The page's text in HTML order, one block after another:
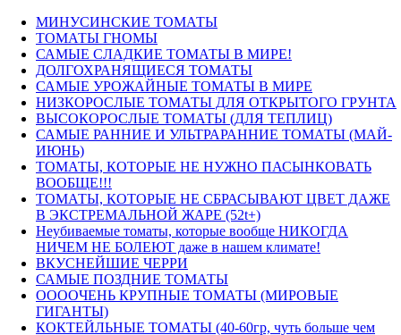
МИНУСИНСКИЕ ТОМАТЫ
ТОМАТЫ ГНОМЫ
САМЫЕ СЛАДКИЕ ТОМАТЫ В МИРЕ!
ДОЛГОХРАНЯЩИЕСЯ ТОМАТЫ
САМЫЕ УРОЖАЙНЫЕ ТОМАТЫ В МИРЕ
НИЗКОРОСЛЫЕ ТОМАТЫ ДЛЯ ОТКРЫТОГО ГРУНТА
ВЫСОКОРОСЛЫЕ ТОМАТЫ (ДЛЯ ТЕПЛИЦ)
САМЫЕ РАННИЕ И УЛЬТРАРАННИЕ ТОМАТЫ (МАЙ-
ИЮНЬ)
ТОМАТЫ, КОТОРЫЕ НЕ НУЖНО ПАСЫНКОВАТЬ
ВООБЩЕ!!!
ТОМАТЫ, КОТОРЫЕ НЕ СБРАСЫВАЮТ ЦВЕТ ДАЖЕ
В ЭКСТРЕМАЛЬНОЙ ЖАРЕ (52t+)
Неубиваемые томаты, которые вообще НИКОГДА
НИЧЕМ НЕ БОЛЕЮТ даже в нашем климате!
ВКУСНЕЙШИЕ ЧЕРРИ
САМЫЕ ПОЗДНИЕ ТОМАТЫ
ООООЧЕНЬ КРУПНЫЕ ТОМАТЫ (МИРОВЫЕ
ГИГАНТЫ)
КОКТЕЙЛЬНЫЕ ТОМАТЫ (40-60гр, чуть больше чем